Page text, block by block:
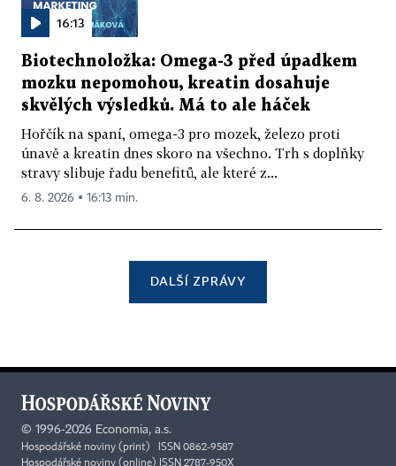
16:13
Biotechnoložka: Omega-3 před úpadkem
mozku nepomohou, kreatin dosahuje
skvělých výsledků. Má to ale háček
Hořčík na spaní, omega-3 pro mozek, železo proti
únavě a kreatin dnes skoro na všechno. Trh s doplňky
stravy slibuje řadu benefitů, ale které z...
6. 8. 2026 ▪ 16:13 min.
DALŠÍ ZPRÁVY
© 1996-2026 Economia, a.s.
Hospodářské noviny (print) ISSN 0862-9587
Hospodářské noviny (online) ISSN 2787-950X